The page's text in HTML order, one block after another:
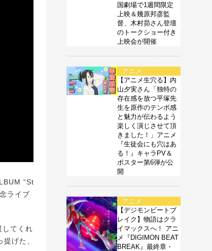
“St
ライブ
てくれ
げた、
国劇場で1週間限定
上映＆幾原邦彦監
督、木村昴さん登壇
のトークショー付き
上映会が開催
アニメ
【アニメ生穴る】内
山夕実さん「独特の
存在感を放つ平塚先
生を原作のテンポ感
と魅力が伝わるよう
楽しく演じさせて頂
きました！」アニメ
『生徒会にも穴はあ
る！』キャラPV＆
ポスター第6弾が公
開
アニメ
【デジモンビートブ
レイク】物語はクラ
イマックスへ！ アニ
メ『DIGIMON BEAT
BREAK』最終章・